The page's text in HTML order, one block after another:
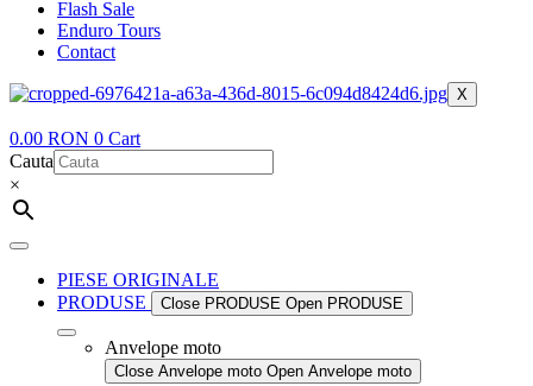
Flash Sale
Enduro Tours
Contact
X
0.00 RON 0 Cart
Cauta
×
PIESE ORIGINALE
PRODUSE
Close PRODUSE Open PRODUSE
Anvelope moto
Close Anvelope moto Open Anvelope moto